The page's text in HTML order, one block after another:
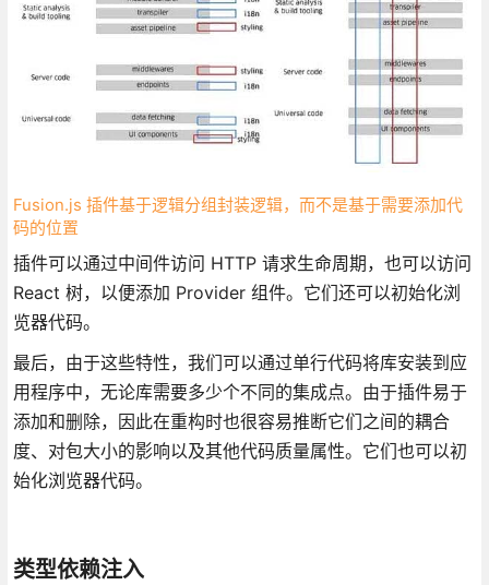
Fusion.js 插件基于逻辑分组封装逻辑，而不是基于需要添加代
码的位置
插件可以通过中间件访问 HTTP 请求生命周期，也可以访问
React 树，以便添加 Provider 组件。它们还可以初始化浏
览器代码。
最后，由于这些特性，我们可以通过单行代码将库安装到应
用程序中，无论库需要多少个不同的集成点。由于插件易于
添加和删除，因此在重构时也很容易推断它们之间的耦合
度、对包大小的影响以及其他代码质量属性。它们也可以初
始化浏览器代码。
类型依赖注入